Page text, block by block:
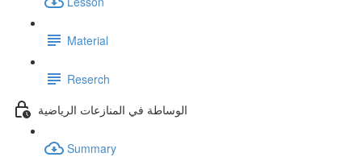
Material
Reserch
الوساطة في المنازعات الرياضية
Summary